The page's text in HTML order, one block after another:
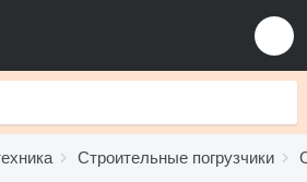
Строительные погрузчики